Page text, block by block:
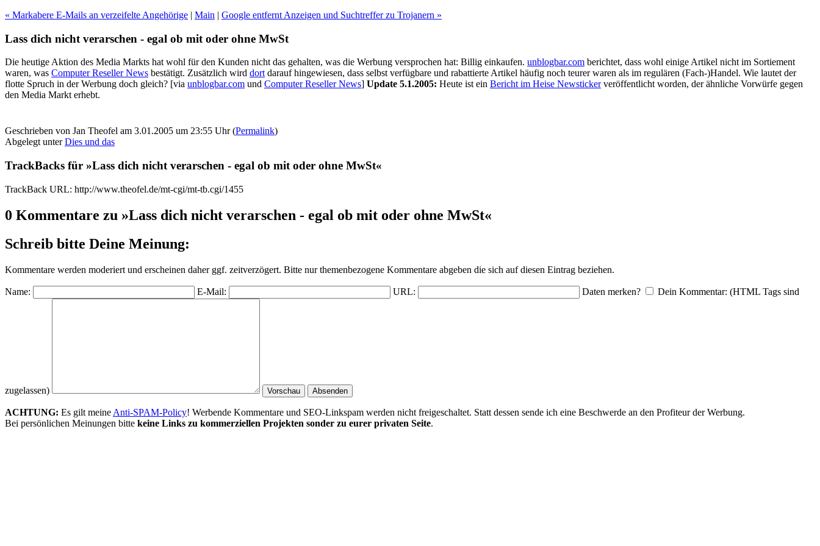
« Markabere E-Mails an verzeifelte Angehörige | Main | Google entfernt Anzeigen und Suchtreffer zu Trojanern »
Lass dich nicht verarschen - egal ob mit oder ohne MwSt
Die heutige Aktion des Media Markts hat wohl für den Kunden nicht das gehalten, was die Werbung versprochen hat: Billig einkaufen. unblogbar.com berichtet, dass wohl einige Artikel nicht im Sortiement
waren, was Computer Reseller News bestätigt. Zusätzlich wird dortdarauf hingewiesen, dass selbst verfügbare und rabattierte Artikel häufig noch teurer waren als im regulären (Fach-)Handel. Wie lautet der
flotte Spruch in der Werbung doch gleich? [via unblogbar.com und Computer Reseller News] Update 5.1.2005: Heute ist ein Bericht im Heise Newstickerveröffentlicht worden, der ähnliche Vorwürfe gegen
den Media Markt erhebt.
Geschrieben von Jan Theofel am 3.01.2005 um 23:55 Uhr (Permalink)
Abgelegt unterDies und das
TrackBacks für »Lass dich nicht verarschen - egal ob mit oder ohne MwSt«
TrackBack URL: http://www.theofel.de/mt-cgi/mt-tb.cgi/1455
0 Kommentare zu »Lass dich nicht verarschen - egal ob mit oder ohne MwSt«
Schreib bitte Deine Meinung:
Kommentare werden moderiert und erscheinen daher ggf. zeitverzögert. Bitte nur themenbezogene Kommentare abgeben die sich auf diesen Eintrag beziehen.
Name: E-Mail: URL: Daten merken? Dein Kommentar: (HTML Tags sind
zugelassen)
ACHTUNG: Es gilt meine Anti-SPAM-Policy! Werbende Kommentare und SEO-Linkspam werden nicht freigeschaltet. Statt dessen sende ich eine Beschwerde an den Profiteur der Werbung.
Bei persönlichen Meinungen bitte keine Links zu kommerziellen Projekten sonder zu eurer privaten Seite.